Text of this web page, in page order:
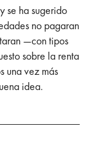
se ha sugerido
no pagaran
—con tipos
sobre la renta
una vez más
idea.